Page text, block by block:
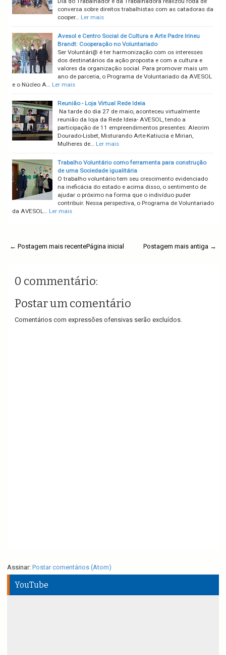
conversa sobre direitos trabalhistas com as catadoras da
cooper… Ler mais
Avesol e Centro Social de Cultura e Arte Padre Irineu
Brandt: Cooperação no Voluntariado
Ser Voluntári@ é ter harmonização com os interesses
dos destinatários da ação proposta e com a cultura e
valores da organização social. Para promover mais um
ano de parceria, o Programa de Voluntariado da AVESOL
e o Núcleo A… Ler mais
Reunião - Loja Virtual Rede Ideia
Na tarde do dia 27 de maio, aconteceu virtualmente
reunião da loja da Rede Ideia- AVESOL, tendo a
participação de 11 empreendimentos presentes: Alecrim
Dourado-Lisbet, Misturando Arte-Katiucia e Mirian,
Mulheres de… Ler mais
Trabalho Voluntário como ferramenta para construção
de uma Sociedade igualitária
O trabalho voluntário tem seu crescimento evidenciado
na ineficácia do estado e acima disso, o sentimento de
ajudar o próximo na forma que o indivíduo puder
contribuir. Nessa perspectiva, o Programa de Voluntariado
da AVESOL… Ler mais
← Postagem mais recente Postagem mais antiga →
Página inicial
0 commentário:
Postar um comentário
Comentários com expressões ofensivas serão excluídos.
Assinar: Postar comentários (Atom)
YouTube